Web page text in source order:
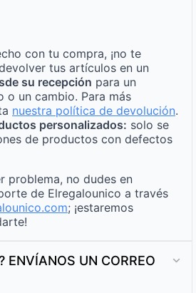
con tu compra, ¡no te
tus artículos en un
su recepción para un
o un cambio. Para más
nuestra política de devolución.
personalizados: solo se
de productos con defectos
problema, no dudes en
de Elregalounico a través
; ¡estaremos
ENVÍANOS UN CORREO